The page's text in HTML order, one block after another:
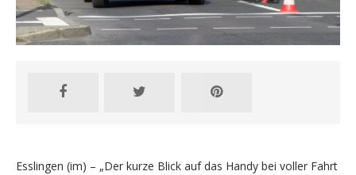
Esslingen (im) – „Der kurze Blick auf das Handy bei voller Fahrt